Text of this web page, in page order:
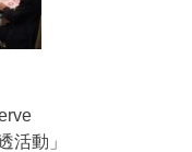
活動」